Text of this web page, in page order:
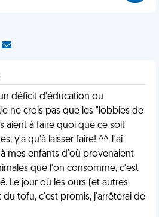
déficit d'éducation ou
ne crois pas que les "lobbies de
aient à faire quoi que ce soit
y'a qu'à laisser faire! ^^ J'ai
mes enfants d'où provenaient
que l'on consomme, c'est
Le jour où les ours (et autres
tofu, c'est promis, j'arrêterai de